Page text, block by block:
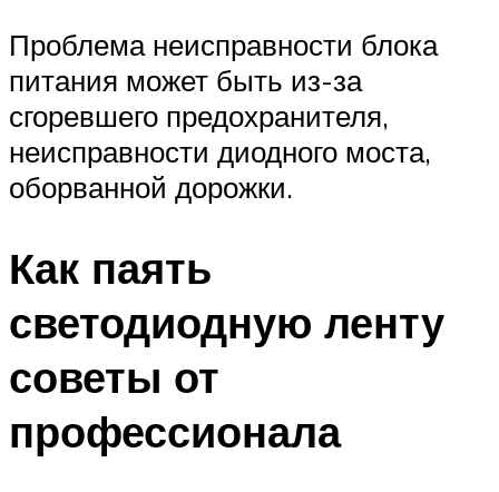
Проблема неисправности блока
питания может быть из-за
сгоревшего предохранителя,
неисправности диодного моста,
оборванной дорожки.
Как паять
светодиодную ленту
советы от
профессионала